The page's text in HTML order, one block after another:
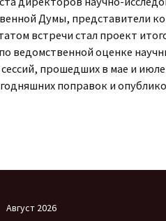
Думы, представители
встречи стал проект
ведомственной оценке
прошедших в мае и июле
поправок и
Август 2026